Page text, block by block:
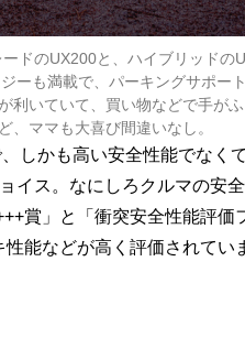
ドのUX200と、ハイブリッドの
ーも満載で、パーキングサポー
利いていて、買い物などで手が
ママも大喜び間違いなし。
しかも高い安全性能でなく
イス。なにしろクルマの安
賞」と「衝突安全性能評価
能などが高く評価されてい